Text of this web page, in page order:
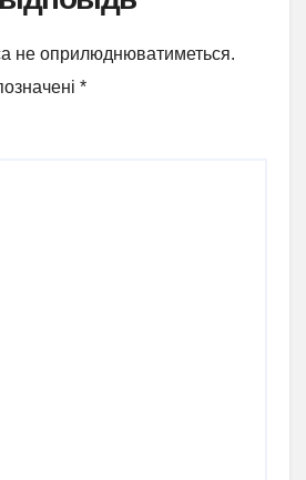
не оприлюднюватиметься.
*